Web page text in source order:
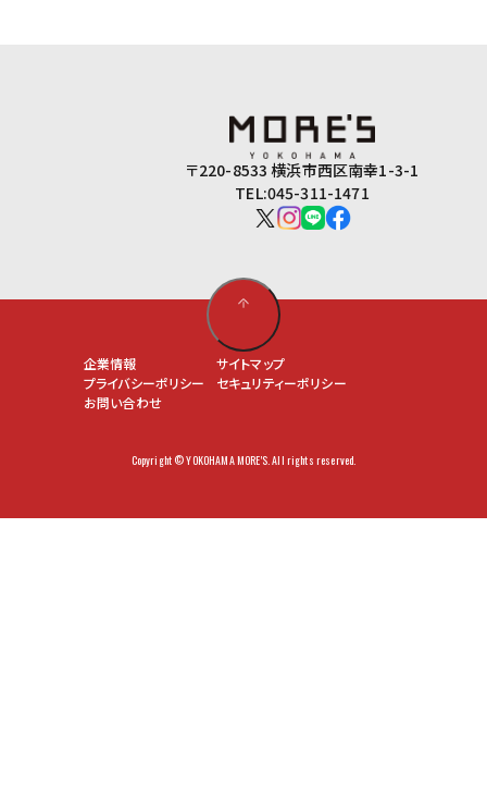
〒220-8533 横浜市西区南幸1-3-1
TEL:045-311-1471
企業情報
サイトマップ
プライバシーポリシー
セキュリティーポリシー
お問い合わせ
Copyright © YOKOHAMA MORE'S. All rights reserved.